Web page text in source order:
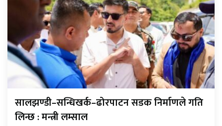
सालझण्डी–सन्धिखर्क–ढोरपाटन सडक निर्माणले गति
लिन्छ : मन्त्री लम्साल